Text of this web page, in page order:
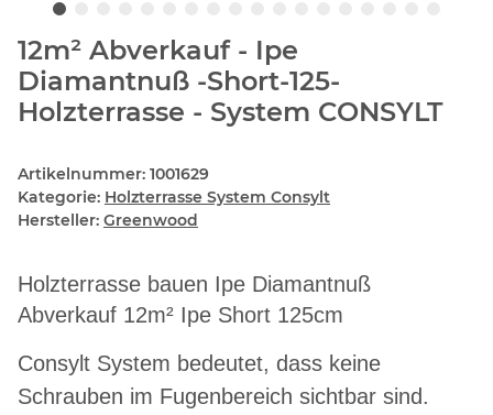
12m² Abverkauf - Ipe
Diamantnuß -Short-125-
Holzterrasse - System CONSYLT
Artikelnummer: 1001629
Kategorie: Holzterrasse System Consylt
Hersteller: Greenwood
Holzterrasse bauen Ipe Diamantnuß
Abverkauf 12m² Ipe Short 125cm
Consylt System bedeutet, dass keine
Schrauben im Fugenbereich sichtbar sind.